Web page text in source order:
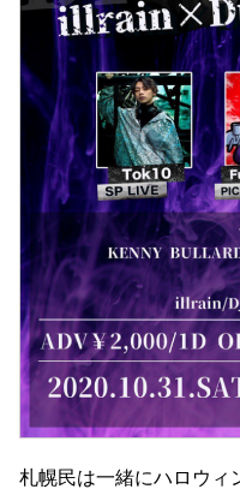
札幌民は一緒にハロウィ